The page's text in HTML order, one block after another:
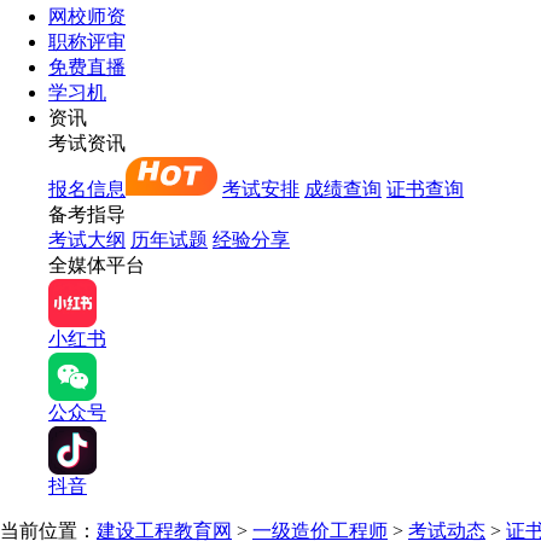
网校师资
职称评审
免费直播
学习机
资讯
考试资讯
报名信息 考试安排 成绩查询 证书查询
备考指导
考试大纲 历年试题 经验分享
全媒体平台
小红书
公众号
抖音
当前位置： 建设工程教育网 > 一级造价工程师 > 考试动态 > 证